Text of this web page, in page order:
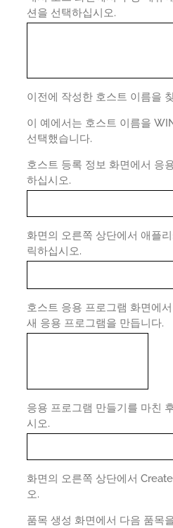
션을 선택하십시오.
이전에 작성한 호스트 이름을
이 예에서는 호스트 이름을
선택했습니다.
호스트 등록 정보 화면에서 응
하십시오.
화면의 오른쪽 상단에서 애플
릭하십시오.
호스트 응용 프로그램 화면에
새 응용 프로그램을 만듭니다.
응용 프로그램 만들기를 마친
시오.
화면의 오른쪽 상단에서
오.
품목 생성 화면에서 다음 품목